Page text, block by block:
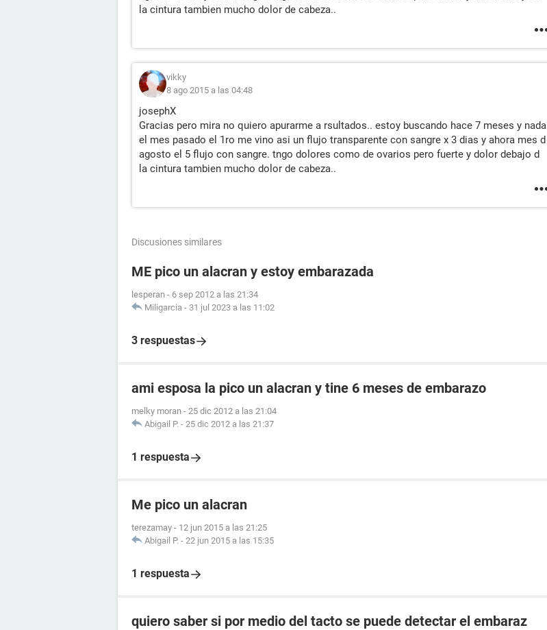
la cintura tambien mucho dolor de cabeza..
vikky
8 ago 2015 a las 04:48
josephX
Gracias pero mira no quiero apurarme a rsultados.. estoy buscando hace 7 meses y nada
el mes pasado el 1ro me vino asi un flujo transparente con sangre x 3 dias y ahora mes d
agosto el 5 flujo con sangre. tngo dolores como de ovarios pero fuerte y dolor debajo d
la cintura tambien mucho dolor de cabeza..
Discusiones similares
ME pico un alacran y estoy embarazada
lesperan - 6 sep 2012 a las 21:34
Miligarcia - 31 jul 2023 a las 11:02
3 respuestas
ami esposa la pico un alacran y tine 6 meses de embarazo
melky moran - 25 dic 2012 a las 21:04
Abigail P. - 25 dic 2012 a las 21:37
1 respuesta
Me pico un alacran
terezamay - 12 jun 2015 a las 21:25
Abigail P. - 22 jun 2015 a las 15:35
1 respuesta
quiero saber si por medio del tacto se puede detectar el embaraz